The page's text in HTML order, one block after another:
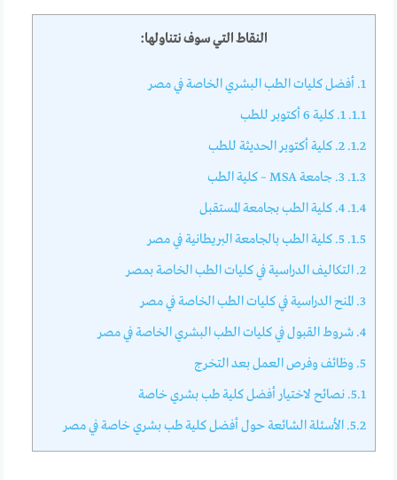
النقاط التي سوف نتناولها:
1. أفضل كليات الطب البشري الخاصة في مصر
1.1. 1. كلية 6 أكتوبر للطب
1.2. 2. كلية أكتوبر الحديثة للطب
1.3. 3. جامعة MSA – كلية الطب
1.4. 4. كلية الطب بجامعة المستقبل
1.5. 5. كلية الطب بالجامعة البريطانية في مصر
2. التكاليف الدراسية في كليات الطب الخاصة بمصر
3. المنح الدراسية في كليات الطب الخاصة في مصر
4. شروط القبول في كليات الطب البشري الخاصة في مصر
5. وظائف وفرص العمل بعد التخرج
5.1. نصائح لاختيار أفضل كلية طب بشري خاصة
5.2. الأسئلة الشائعة حول أفضل كلية طب بشري خاصة في مصر